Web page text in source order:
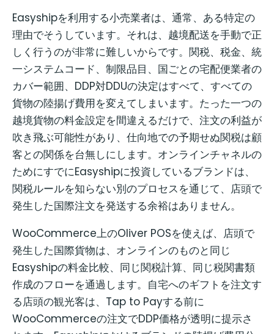
Easyshipを利用する小売業者は、通常、ある特定の
理由でそうしています。それは、越境配送を手動で正
しく行うのが非常に難しいからです。関税、税金、統
一システムコード、制限品目、国ごとの宅配便業者の
カバー範囲、DDP対DDUの決定はすべて、すべての
貨物の陸揚げ費用を変えてしまいます。たった一つの
越境貨物の料金設定を間違えるだけで、注文の利益が
吹き飛ぶ可能性があり、仕向地での予期せぬ関税は顧
客との関係を台無しにします。オンラインチャネルの
ためにすでにEasyshipに投資しているブランドは、
関税ルールを知らない別のプロセスを通じて、店頭で
発生した国際注文を発送する余裕はありません。
WooCommerce上のOliver POSを使えば、店頭で
発生した国際貨物は、オンラインのものと同じ
Easyshipの料金比較、同じ関税計算、同じ税関書類
作成のフローを通過します。自宅へのギフトを注文す
る店頭の観光客は、Tap to Payする前に
WooCommerceの注文でDDP価格が透明に提示さ